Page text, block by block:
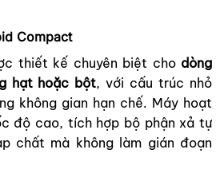
Compact
thiết kế chuyên biệt cho dòng
hạt hoặc bột, với cấu trúc nhỏ
không gian hạn chế. Máy hoạt
độ cao, tích hợp bộ phận xả tự
chất mà không làm gián đoạn